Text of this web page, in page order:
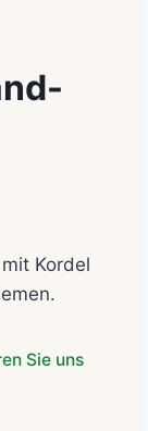
Kordel
Sie uns